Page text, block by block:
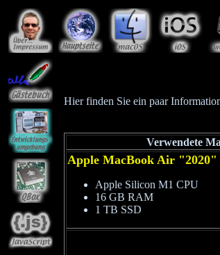
Hier finden Sie ein paar
Verwendete
Apple MacBook Air "2020"
Apple Silicon M1 CPU
16 GB RAM
1 TB SSD